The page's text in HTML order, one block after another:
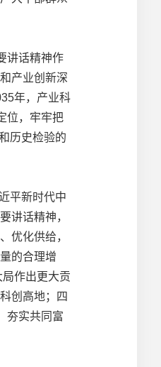
讲话精神作
产业创新深
年，产业科
位，牢牢把
历史检验的
平新时代中
讲话精神，
优化供给，
的合理增
作出更大贡
创高地；四
夯实共同富